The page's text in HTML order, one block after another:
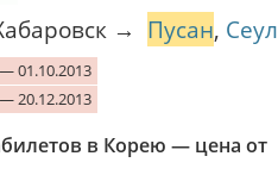
→ Пусан, Сеул
01.10.2013
20.12.2013
в Корею — цена от